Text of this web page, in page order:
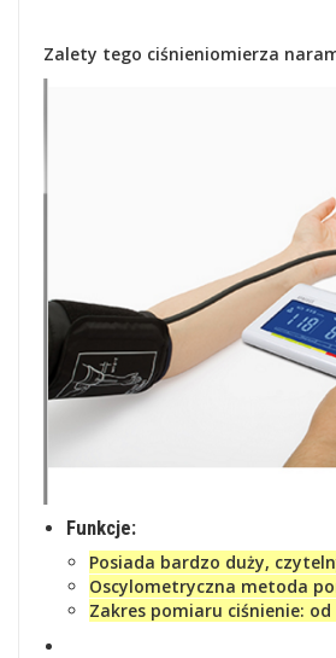
Zalety tego ciśnieniomierza
Funkcje:
Posiada bardzo duży,
Oscylometryczna metoda
Zakres pomiaru ciśnienie: od